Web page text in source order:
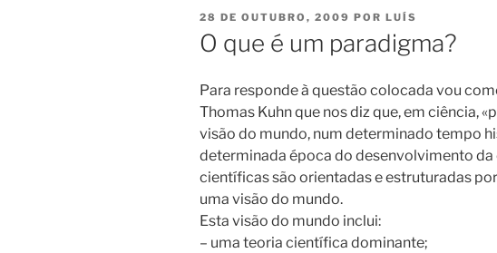
PUBLICADO
EM
28 DE OUTUBRO, 2009 POR LUÍS
O que é um paradigma?
Para responde à questão colocada vou
Thomas Kuhn que nos diz que, em ciência,
visão do mundo, num determinado tempo
determinada época do desenvolvimento da
científicas são orientadas e estruturadas
uma visão do mundo.
Esta visão do mundo inclui:
– uma teoria científica dominante;